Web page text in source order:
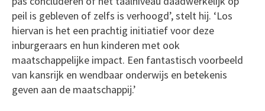
peil is gebleven of zelfs is verhoogd’, stelt hij. ‘Los
hiervan is het een prachtig initiatief voor deze
inburgeraars en hun kinderen met ook
maatschappelijke impact. Een fantastisch voorbeeld
van kansrijk en wendbaar onderwijs en betekenis
geven aan de maatschappij.’